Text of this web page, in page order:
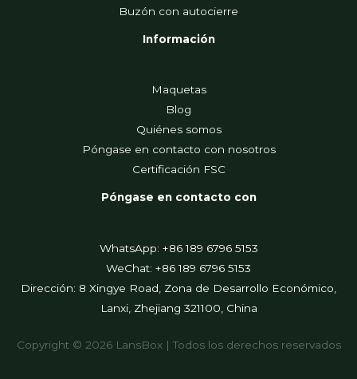
Buzón con autocierre
Información
Maquetas
Blog
Quiénes somos
Póngase en contacto con nosotros
Certificación FSC
Póngase en contacto con
WhatsApp: +86 189 6796 5153
WeChat: +86 189 6796 5153
Dirección: 8 Xingye Road, Zona de Desarrollo Económico,
Lanxi, Zhejiang 321100, China
Copyright © 2026 LansBox | Todos los derechos reservados